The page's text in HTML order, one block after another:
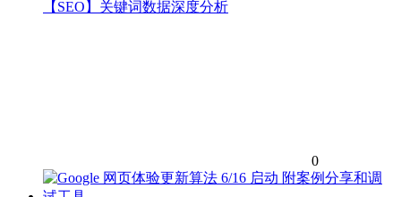
【SEO】关键词数据深度分析
0